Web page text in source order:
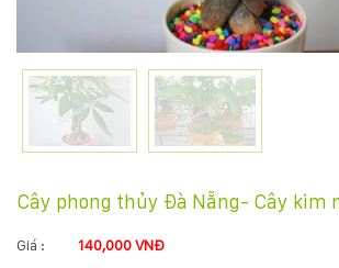
TRỒNG
Cây phong thủy Đà Nẵng- Cây kim
Giá : 140,000 VNĐ